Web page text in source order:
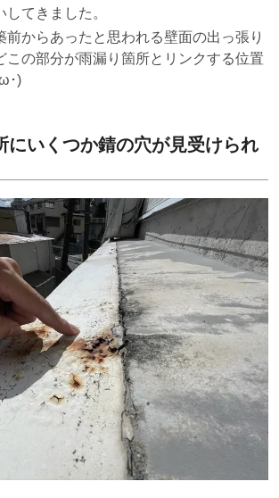
てきました。
からあったと思われる壁面の出っ張り
この部分が雨漏り箇所とリンクする位置
･)
にいくつか錆の穴が見受けられ